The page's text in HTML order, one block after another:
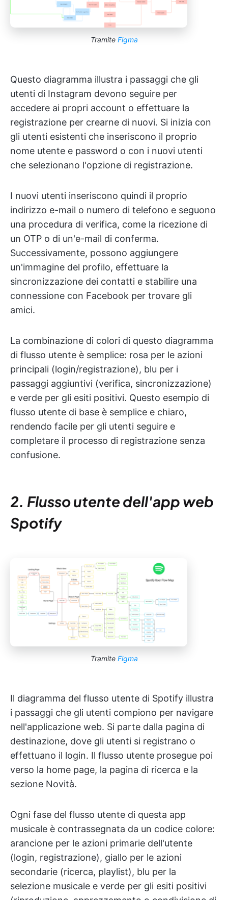
Tramite Figma
Questo diagramma illustra i passaggi che gli
utenti di Instagram devono seguire per
accedere ai propri account o effettuare la
registrazione per crearne di nuovi. Si inizia con
gli utenti esistenti che inseriscono il proprio
nome utente e password o con i nuovi utenti
che selezionano l'opzione di registrazione.
I nuovi utenti inseriscono quindi il proprio
indirizzo e-mail o numero di telefono e seguono
una procedura di verifica, come la ricezione di
un OTP o di un'e-mail di conferma.
Successivamente, possono aggiungere
un'immagine del profilo, effettuare la
sincronizzazione dei contatti e stabilire una
connessione con Facebook per trovare gli
amici.
La combinazione di colori di questo diagramma
di flusso utente è semplice: rosa per le azioni
principali (login/registrazione), blu per i
passaggi aggiuntivi (verifica, sincronizzazione)
e verde per gli esiti positivi. Questo esempio di
flusso utente di base è semplice e chiaro,
rendendo facile per gli utenti seguire e
completare il processo di registrazione senza
confusione.
2. Flusso utente dell'app web
Spotify
Tramite Figma
Il diagramma del flusso utente di Spotify illustra
i passaggi che gli utenti compiono per navigare
nell'applicazione web. Si parte dalla pagina di
destinazione, dove gli utenti si registrano o
effettuano il login. Il flusso utente prosegue poi
verso la home page, la pagina di ricerca e la
sezione Novità.
Ogni fase del flusso utente di questa app
musicale è contrassegnata da un codice colore:
arancione per le azioni primarie dell'utente
(login, registrazione), giallo per le azioni
secondarie (ricerca, playlist), blu per la
selezione musicale e verde per gli esiti positivi